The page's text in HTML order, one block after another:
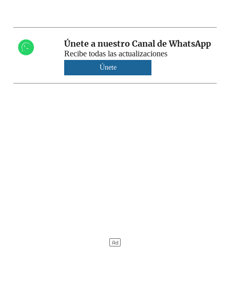
Únete a nuestro Canal de WhatsApp
Recibe todas las actualizaciones
Únete